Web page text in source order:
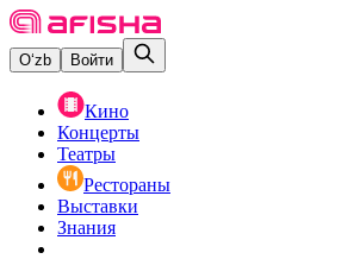
O‘zb Войти
Кино
Концерты
Театры
Рестораны
Выставки
Знания